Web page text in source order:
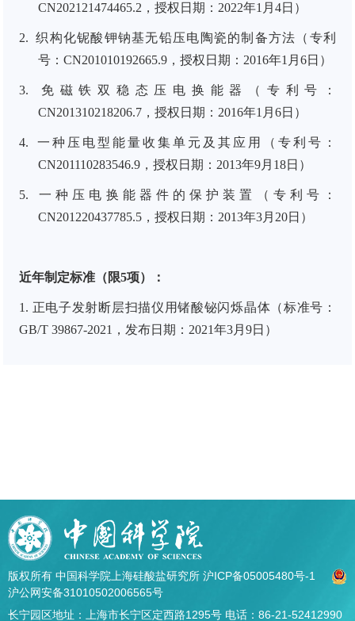
CN202121474465.2 ，授权日期： 2022年1 月 4日）
2. 织构化铌酸钾钠基无铅压电陶瓷的制备方法（专利
号： CN201010192665.9 ，授权日期： 2016年1 月 6日）
3.
免磁铁双稳态压电换能器（专利号：
CN201310218206.7 ，授权日期： 2016年1 月 6日）
4.
一种压电型能量收集单元及其应用（专利号：
CN201110283546.9 ，授权日期： 2013年9月 18日）
5.
一种压电换能器件的保护装置（专利号：
CN201220437785.5 ，授权日期： 2013年3月 20日）
近年制定标准（限5项）：
1. 正电子发射断层扫描仪用锗酸铋闪烁晶体（标准号：
GB/T 39867-2021 ，发布日期： 2021年3月 9日）
版权所有 中国科学院上海硅酸盐研究所 沪ICP备05005480号-1
沪公网安备31010502006565号
长宁园区地址：上海市长宁区定西路1295号 电话：86-21-52412990